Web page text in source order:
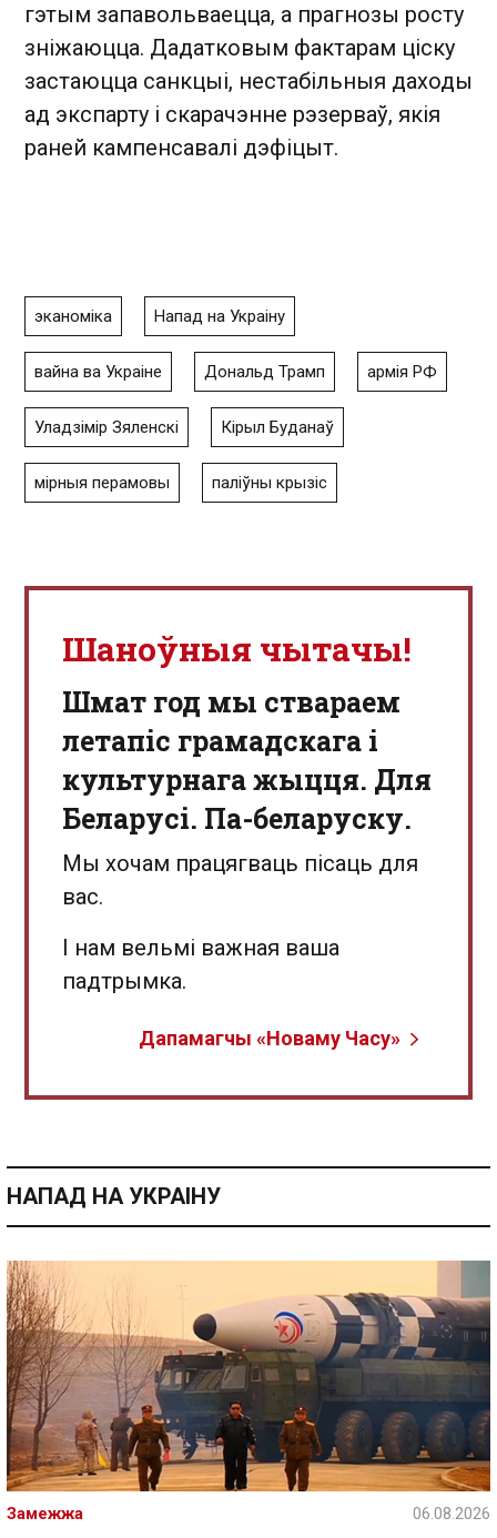
гэтым запавольваецца, а прагнозы росту
зніжаюцца. Дадатковым фактарам ціску
застаюцца санкцыі, нестабільныя даходы
ад экспарту і скарачэнне рэзерваў, якія
раней кампенсавалі дэфіцыт.
эканоміка Напад на Украіну
вайна ва Украіне Дональд Трамп армія РФ
Уладзімір Зяленскі Кірыл Буданаў
мірныя перамовы паліўны крызіс
Шаноўныя чытачы!
Шмат год мы ствараем
летапіс грамадскага і
культурнага жыцця. Для
Беларусі. Па-беларуску.
Мы хочам працягваць пісаць для
вас.
І нам вельмі важная ваша
падтрымка.
Дапамагчы «Новаму Часу»
НАПАД НА УКРАІНУ
Замежжа 06.08.2026